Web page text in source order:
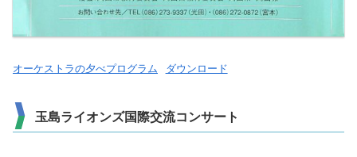
オーケストラの夕べプログラム ダウンロード
玉島ライオンズ国際交流コンサート